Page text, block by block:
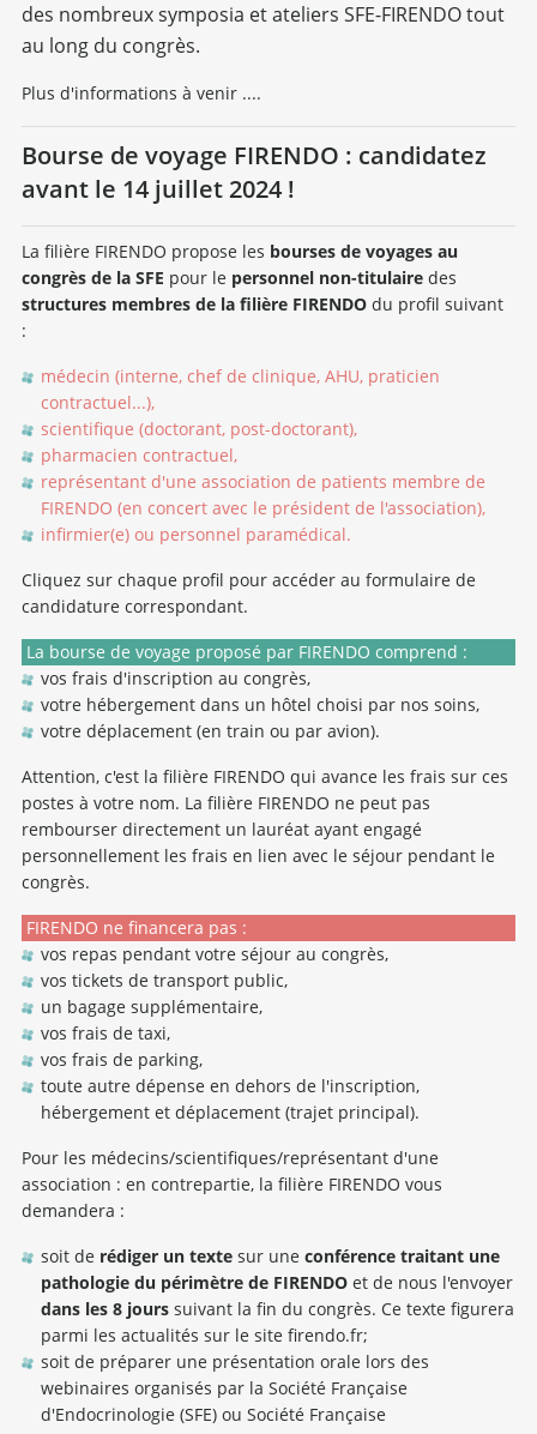
des nombreux symposia et ateliers SFE-FIRENDO tout
au long du congrès.
Plus d'informations à venir ....
Bourse de voyage FIRENDO : candidatez
avant le 14 juillet 2024 !
La filière FIRENDO propose les bourses de voyages au
congrès de la SFE pour le personnel non-titulairedes
structures membres de la filière FIRENDOdu profil suivant
:
médecin (interne, chef de clinique, AHU, praticien
contractuel...),
scientifique (doctorant, post-doctorant),
pharmacien contractuel,
représentant d'une association de patients membre de
FIRENDO (en concert avec le président de l'association),
infirmier(e) ou personnel paramédical.
Cliquez sur chaque profil pour accéder au formulaire de
candidature correspondant.
La bourse de voyage proposé par FIRENDO comprend :
vos frais d'inscription au congrès,
votre hébergement dans un hôtel choisi par nos soins,
votre déplacement (en train ou par avion).
Attention, c'est la filière FIRENDO qui avance les frais sur ces
postes à votre nom. La filière FIRENDO ne peut pas
rembourser directement un lauréat ayant engagé
personnellement les frais en lien avec le séjour pendant le
congrès.
FIRENDO ne financera pas :
vos repas pendant votre séjour au congrès,
vos tickets de transport public,
un bagage supplémentaire,
vos frais de taxi,
vos frais de parking,
toute autre dépense en dehors de l'inscription,
hébergement et déplacement (trajet principal).
Pour les médecins/scientifiques/représentant d'une
association : en contrepartie, la filière FIRENDO vous
demandera :
soit de rédiger un textesur une conférence traitant une
pathologie du périmètre de FIRENDOet de nous l'envoyer
dans les 8 jourssuivant la fin du congrès. Ce texte figurera
parmi les actualités sur le site firendo.fr;
soit de préparer une présentation orale lors des
webinaires organisés par la Société Française
d'Endocrinologie (SFE) ou Société Française